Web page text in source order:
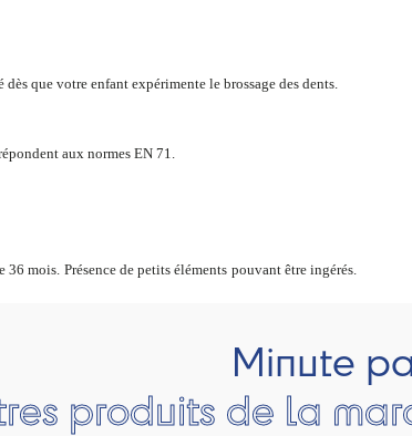
que votre enfant expérimente le brossage des dents.
aux normes EN 71.
mois. Présence de petits éléments pouvant être ingérés.
Minute
produits de la